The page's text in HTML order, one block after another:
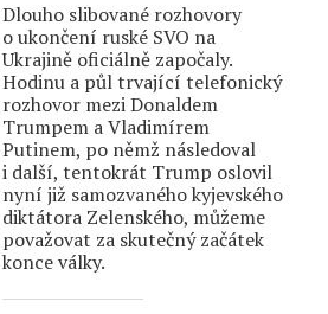
Dlouho slibované rozhovory
o ukončení ruské SVO na
Ukrajině oficiálně započaly.
Hodinu a půl trvající telefonický
rozhovor mezi Donaldem
Trumpem a Vladimírem
Putinem, po němž následoval
i další, tentokrát Trump oslovil
nyní již samozvaného kyjevského
diktátora Zelenského, můžeme
považovat za skutečný začátek
konce války.